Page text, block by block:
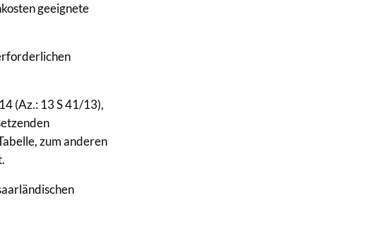
geeignete
(Az.: 13 S 41/13),
zum anderen